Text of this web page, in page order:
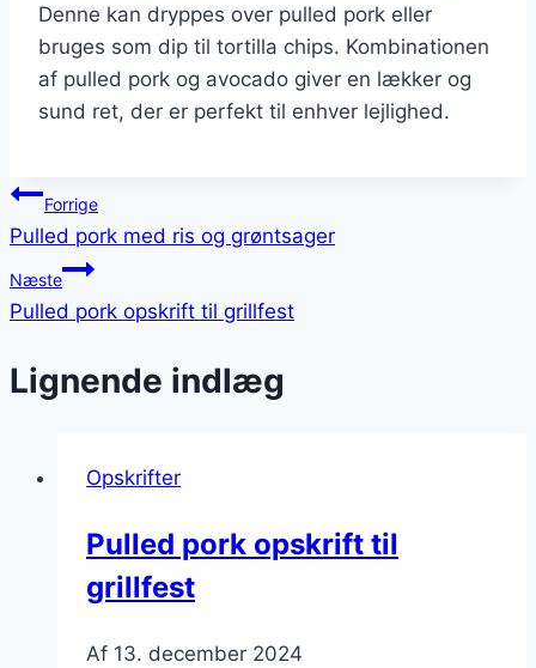
Denne kan dryppes over pulled pork eller
bruges som dip til tortilla chips. Kombinationen
af pulled pork og avocado giver en lækker og
sund ret, der er perfekt til enhver lejlighed.
Indlægsnavigation
Forrige
Pulled pork med ris og grøntsager
Næste
Pulled pork opskrift til grillfest
Lignende indlæg
Opskrifter
Pulled pork opskrift til
grillfest
Af 13. december 2024